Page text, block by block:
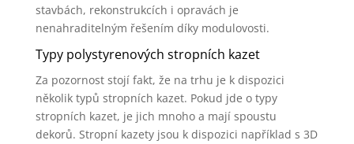
stavbách, rekonstrukcích i opravách je
nenahraditelným řešením díky modulovosti.
Typy polystyrenových stropních kazet
Za pozornost stojí fakt, že na trhu je k dispozici
několik typů stropních kazet. Pokud jde o typy
stropních kazet, je jich mnoho a mají spoustu
dekorů. Stropní kazety jsou k dispozici například s 3D